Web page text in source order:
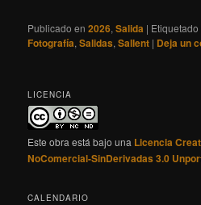
Publicado en 2026,Salida | Etiquetado
Fotografía,Salidas,Sallent | Deja un
LICENCIA
Este obra está bajo una Licencia
NoComercial-SinDerivadas 3.0
CALENDARIO